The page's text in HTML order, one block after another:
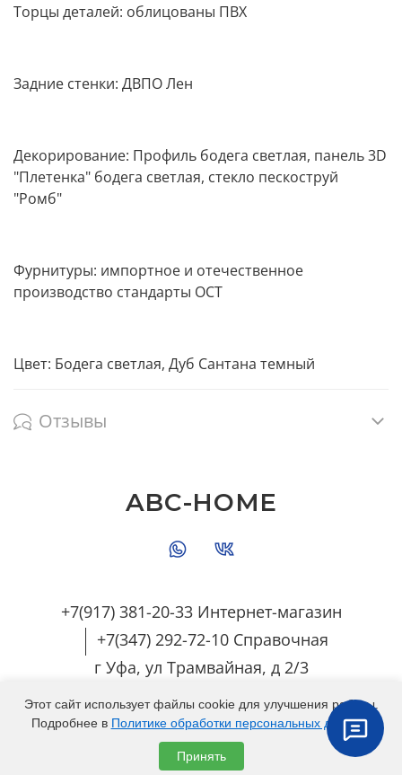
Торцы деталей: облицованы ПВХ
Задние стенки: ДВПО Лен
Декорирование: Профиль бодега светлая, панель 3D
"Плетенка" бодега светлая, стекло пескоструй
"Ромб"
Фурнитуры: импортное и отечественное
производство стандарты ОСТ
Цвет: Бодега светлая, Дуб Сантана темный
Отзывы
+7(917) 381-20-33 Интернет-магазин
+7(347) 292-72-10 Справочная
г Уфа, ул Трамвайная, д 2/3
ABC-HOME
Любое использование контента без письменного
Этот сайт использует файлы cookie для улучшения работы.
Подробнее в Политике обработки персональных данных.
Принять